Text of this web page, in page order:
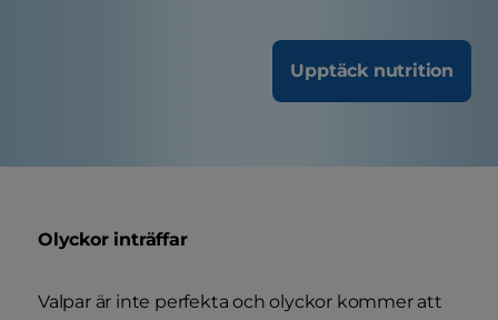
Upptäck nutrition
Olyckor inträffar
Valpar är inte perfekta och olyckor kommer att